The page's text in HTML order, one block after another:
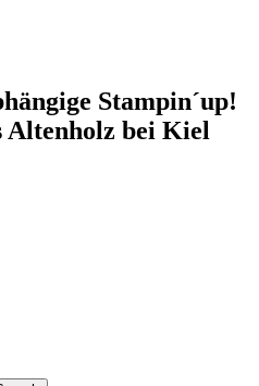
Stampin´up!
Altenholz bei Kiel